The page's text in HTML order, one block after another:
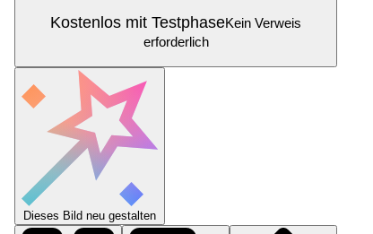
Kostenlos mit TestphaseKein Verweis
erforderlich
Dieses Bild neu gestalten